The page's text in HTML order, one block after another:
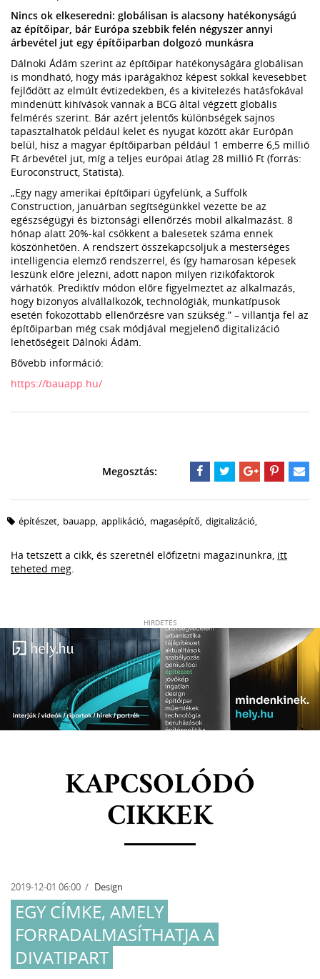
Nincs ok elkeseredni: globálisan is alacsony hatékonyságú
az építőipar, bár Európa szebbik felén négyszer annyi
árbevétel jut egy építőiparban dolgozó munkásra
Dálnoki Ádám szerint az építőipar hatékonyságára globálisan
is mondható, hogy más iparágakhoz képest sokkal kevesebbet
fejlődött az elmúlt évtizedekben, és a kivitelezés hatásfokával
mindenütt kihívások vannak a BCG által végzett globális
felmérés szerint. Bár azért jelentős különbségek sajnos
tapasztalhatók például kelet és nyugat között akár Európán
belül, hisz a magyar építőiparban például 1 emberre 6,5 millió
Ft árbevétel jut, míg a teljes európai átlag 28 millió Ft (forrás:
Euroconstruct, Statista).
„Egy nagy amerikai építőipari ügyfelünk, a Suffolk
Construction, januárban segítségünkkel vezette be az
egészségügyi és biztonsági ellenőrzés mobil alkalmazást. 8
hónap alatt 20%-kal csökkent a balesetek száma ennek
köszönhetően. A rendszert összekapcsoljuk a mesterséges
intelligencia elemző rendszerrel, és így hamarosan képesek
leszünk előre jelezni, adott napon milyen rizikófaktorok
várhatók. Prediktív módon előre figyelmeztet az alkalmazás,
hogy bizonyos alvállalkozók, technológiák, munkatípusok
esetén fokozottabb ellenőrzésre van szükség.” – villantja fel az
építőiparban még csak módjával megjelenő digitalizáció
lehetőségeit Dálnoki Ádám.
Bővebb információ:
https://bauapp.hu/
építészet, bauapp, applikáció, magasépítő, digitalizáció,
Ha tetszett a cikk, és szeretnél előfizetni magazinunkra, itt
teheted meg.
HIRDETÉS
KAPCSOLÓDÓ
CIKKEK
2019-12-01 06:00 Design
EGY CÍMKE, AMELY
FORRADALMASÍTHATJA A
DIVATIPART